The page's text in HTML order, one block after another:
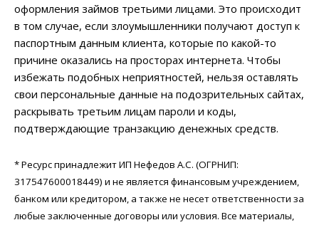
оформления займов третьими лицами. Это происходит
в том случае, если злоумышленники получают доступ к
паспортным данным клиента, которые по какой-то
причине оказались на просторах интернета. Чтобы
избежать подобных неприятностей, нельзя оставлять
свои персональные данные на подозрительных сайтах,
раскрывать третьим лицам пароли и коды,
подтверждающие транзакцию денежных средств.
* Ресурс принадлежит ИП Нефедов А.С. (ОГРНИП:
317547600018449) и не является финансовым учреждением,
банком или кредитором, а также не несет ответственности за
любые заключенные договоры или условия. Все материалы,